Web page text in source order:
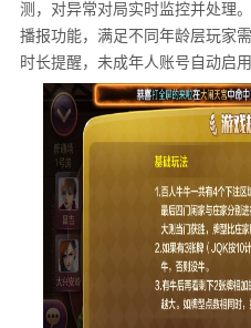
测，对异常对局实时监控并处理
播报功能，满足不同年龄层玩家
时长提醒，未成年人账号自动启